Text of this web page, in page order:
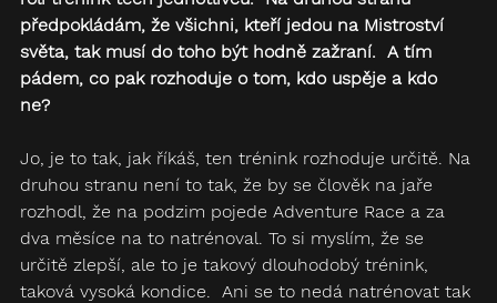
předpokládám, že všichni, kteří jedou na Mistroství
světa, tak musí do toho být hodně zažraní.  A tím
pádem, co pak rozhoduje o tom, kdo uspěje a kdo
ne?
Jo, je to tak, jak říkáš, ten trénink rozhoduje určitě. Na
druhou stranu není to tak, že by se člověk na jaře
rozhodl, že na podzim pojede Adventure Race a za
dva měsíce na to natrénoval. To si myslím, že se
určitě zlepší, ale to je takový dlouhodobý trénink,
taková vysoká kondice.  Ani se to nedá natrénovat tak